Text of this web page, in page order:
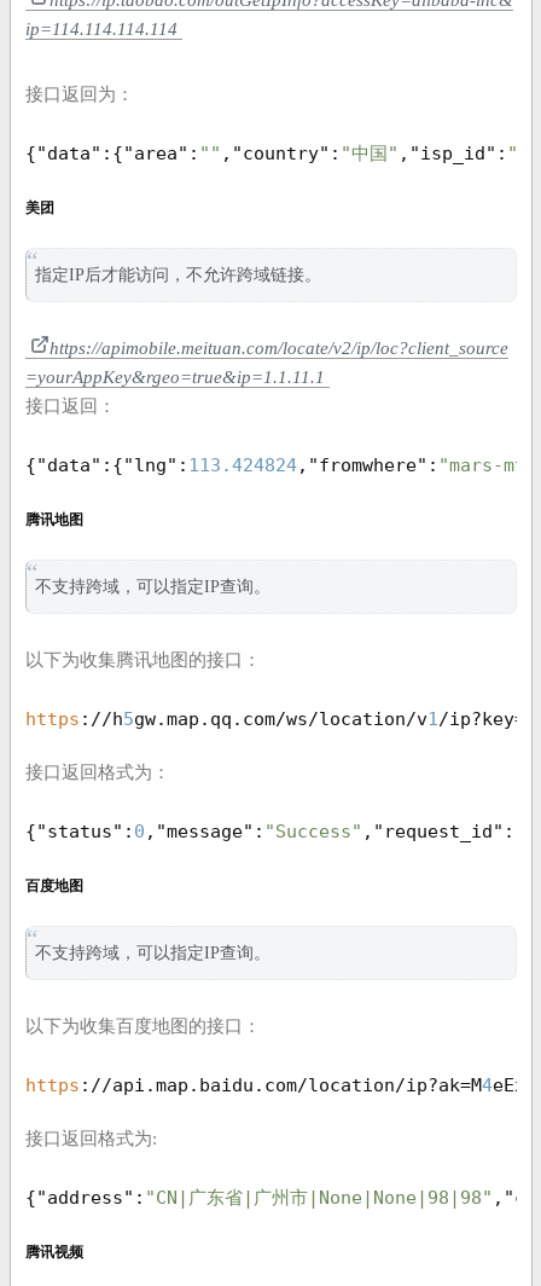
ip=114.114.114.114
接口返回为：
{"data" :{"area" : "" , "country" : "中国" , "isp_id" :
美团
指定IP后才能访问，不允许跨域链接。
https://apimobile.meituan.com/locate/v2/ip/loc?client_source
=yourAppKey&rgeo=true&ip=1.1.11.1
接口返回：
{"data" :{"lng" : 113.424824, "fromwhere" : "mars-mt"
腾讯地图
不支持跨域，可以指定IP查询。
以下为收集腾讯地图的接口：
https ://h5gw.map.qq.com/ws/location/v1/ip?key=
接口返回格式为：
{"status" : 0 , "message" : "Success" , "request_id" :
百度地图
不支持跨域，可以指定IP查询。
以下为收集百度地图的接口：
https ://api.map.baidu.com/location/ip?ak=M4eExM
接口返回格式为:
{"address" : "CN|广东省|广州市|None|None|98|98" ,
腾讯视频